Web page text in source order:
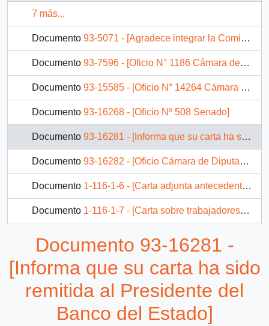
7 más...
Documento 93-5071 - [Agradece integrar la Comitiva Oficial de Chile a la canonización de Sor Teresa de Los Andes]
Documento 93-7596 - [Oficio N° 1186 Cámara de Diputados]
Documento 93-15585 - [Oficio N° 14264 Cámara de Diputados]
Documento 93-16268 - [Oficio Nº 508 Senado]
Documento 93-16281 - [Informa que su carta ha sido remitida al Presidente del Banco del Estado]
Documento 93-16282 - [Oficio Cámara de Diputados]
Documento 1-116-1-6 - [Carta adjunta antecedentes de CODELCO]
Documento 1-116-1-7 - [Carta sobre trabajadores del cobre]
13 más...
Documento 93-16281 -
[Informa que su carta ha sido
remitida al Presidente del
Banco del Estado]